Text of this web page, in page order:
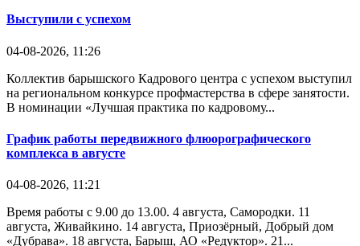
Выступили с успехом
04-08-2026, 11:26
Коллектив барышского Кадрового центра с успехом выступил
на региональном конкурсе профмастерства в сфере занятости.
В номинации «Лучшая практика по кадровому...
График работы передвижного флюорографического
комплекса в августе
04-08-2026, 11:21
Время работы с 9.00 до 13.00. 4 августа, Самородки. 11
августа, Живайкино. 14 августа, Приозёрный, Добрый дом
«Дубрава». 18 августа, Барыш, АО «Редуктор». 21...